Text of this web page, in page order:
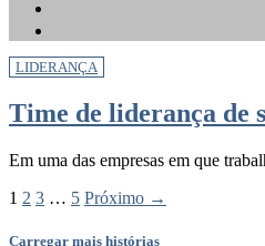
LIDERANÇA
Time de liderança de
Em uma das empresas em que
1 2 3 … 5 Próximo →
Carregar mais histórias